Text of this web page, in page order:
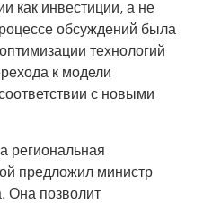
как инвестиции, а не
обсуждений была
технологий
к модели
с новыми
региональная
предложил министр
Она позволит